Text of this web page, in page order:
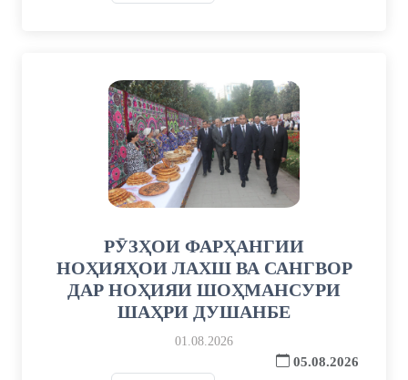
РӮЗҲОИ ФАРҲАНГИИ
НОҲИЯҲОИ ЛАХШ ВА САНГВОР
ДАР НОҲИЯИ ШОҲМАНСУРИ
ШАҲРИ ДУШАНБЕ
01.08.2026
05.08.2026